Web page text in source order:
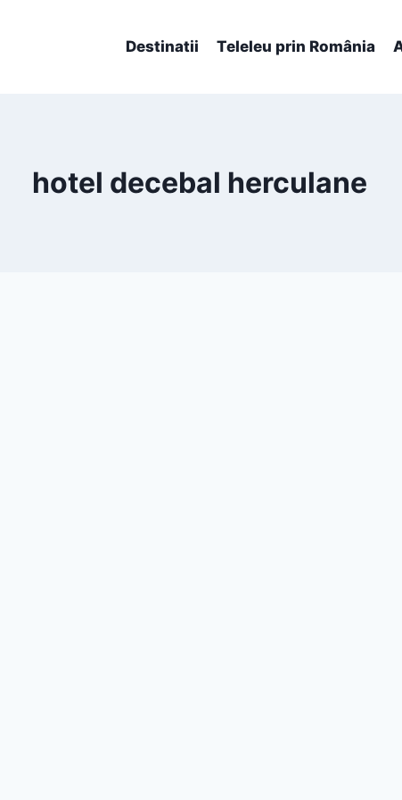
Destinatii Teleleu prin România
hotel decebal herculane